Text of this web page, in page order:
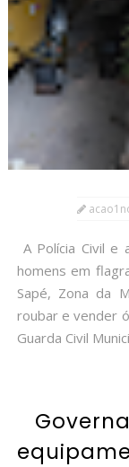
A Polícia Civil e
homens em
Sapé, Zona da
roubar e vender
Guarda Civil